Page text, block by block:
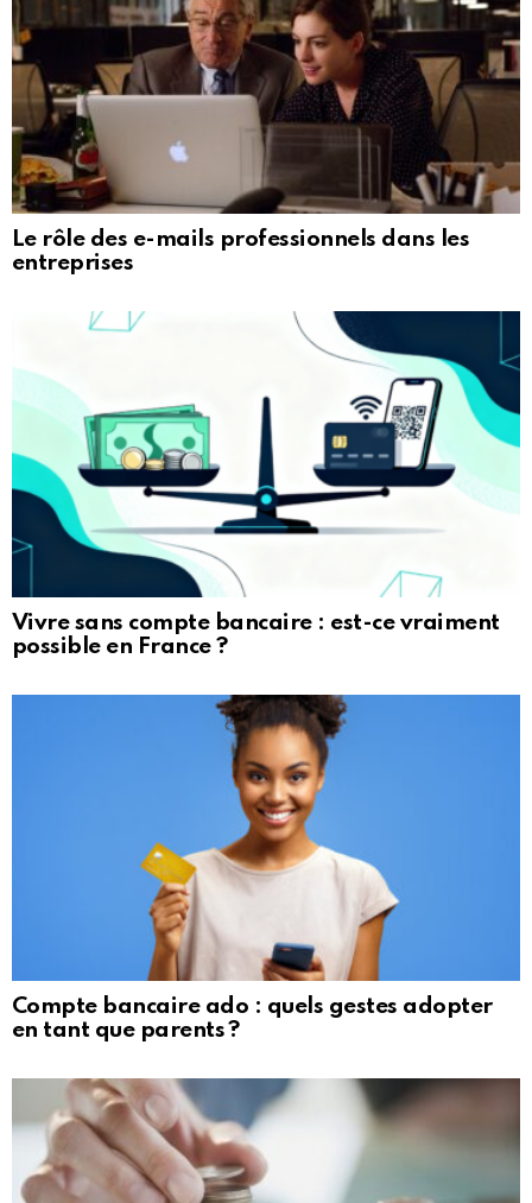
Le rôle des e-mails professionnels dans les
entreprises
Vivre sans compte bancaire : est-ce vraiment
possible en France ?
Compte bancaire ado : quels gestes adopter
en tant que parents ?